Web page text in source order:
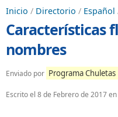
Inicio / Directorio / Español
Características
nombres
Enviado por Programa Chuletas
Escrito el 8 de Febrero de 2017en